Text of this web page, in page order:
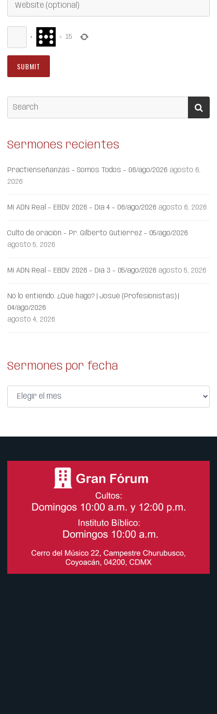
+ = 15
Sermones recientes
Practienseñanzas – Somos Todos – 06/ago/2026 agosto 6,
2026
Mi ADN Real – EBDV 2026 – Día 4 – 06/ago/2026 agosto 6, 2026
Culto de oración – Pr. Gilberto Gutiérrez – 05/ago/2026
agosto 5, 2026
Mi ADN Real – EBDV 2026 – Día 3 – 05/ago/2026 agosto 5, 2026
No lo entiendo. ¿Qué hago? | Josué (Profesionistas) |
04/ago/2026
agosto 4, 2026
Sermones por fecha